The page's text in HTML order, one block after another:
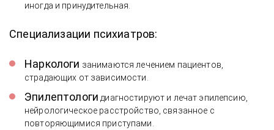
иногда и принудительная.
Специализации психиатров:
Наркологи занимаются лечением пациентов,
страдающих от зависимости.
Эпилептологи диагностируют и лечат эпилепсию,
нейрологическое расстройство, связанное с
повторяющимися приступами.